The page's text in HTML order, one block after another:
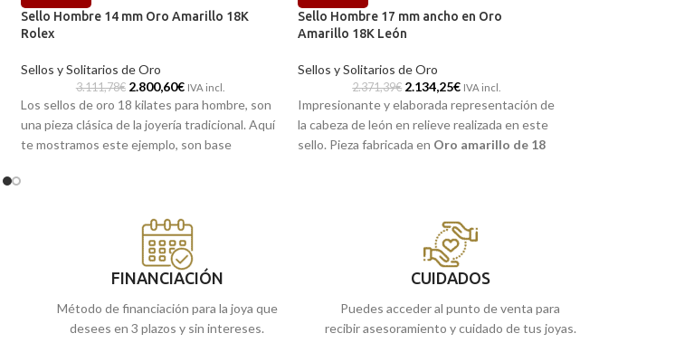
Sello Hombre 14 mm Oro Amarillo 18K
Rolex
Sellos y Solitarios de Oro
3.111,78€ 2.800,60€ IVA incl.
Los sellos de oro 18 kilates para hombre, son
una pieza clásica de la joyería tradicional. Aquí
te mostramos este ejemplo, son base
imitan el eslabón tipo Rolex, que es el detalle
perfecto que completa esta pieza.
en nuestra tienda deMálaga
Sello Hombre 17 mm ancho en Oro
Amarillo 18K León
Sellos y Solitarios de Oro
2.371,39€ 2.134,25€ IVA incl.
Impresionante y elaborada representación de
la cabeza de león en relieve realizada en este
sello. Pieza fabricada en Oro amarillo de 18
de Málaga. O si lo prefieres, encargarlo
online y te lo enviamos a casa.
FINANCIACIÓN
Método de financiación para la joya que
desees en 3 plazos y sin intereses.
CUIDADOS
Puedes acceder al punto de venta para
recibir asesoramiento y cuidado de tus joyas.